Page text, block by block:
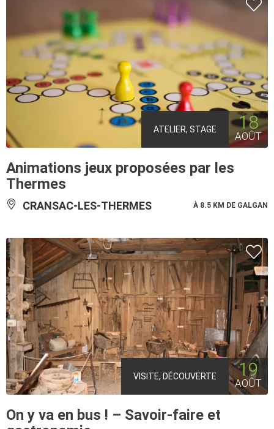
ATELIER, STAGE 18
AOÛT
Animations jeux proposées par les
Thermes
CRANSAC-LES-THERMES À 8.5 KM DE GALGAN
VISITE, DÉCOUVERTE 19
AOÛT
On y va en bus ! – Savoir-faire et